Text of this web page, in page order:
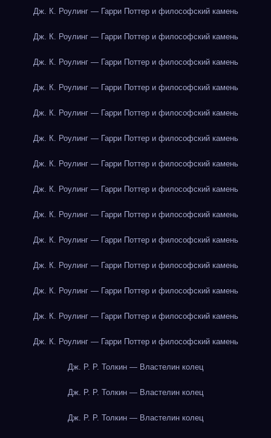
Дж. К. Роулинг — Гарри Поттер и философский камень
Дж. К. Роулинг — Гарри Поттер и философский камень
Дж. К. Роулинг — Гарри Поттер и философский камень
Дж. К. Роулинг — Гарри Поттер и философский камень
Дж. К. Роулинг — Гарри Поттер и философский камень
Дж. К. Роулинг — Гарри Поттер и философский камень
Дж. К. Роулинг — Гарри Поттер и философский камень
Дж. К. Роулинг — Гарри Поттер и философский камень
Дж. К. Роулинг — Гарри Поттер и философский камень
Дж. К. Роулинг — Гарри Поттер и философский камень
Дж. К. Роулинг — Гарри Поттер и философский камень
Дж. К. Роулинг — Гарри Поттер и философский камень
Дж. К. Роулинг — Гарри Поттер и философский камень
Дж. К. Роулинг — Гарри Поттер и философский камень
Дж. Р. Р. Толкин — Властелин колец
Дж. Р. Р. Толкин — Властелин колец
Дж. Р. Р. Толкин — Властелин колец